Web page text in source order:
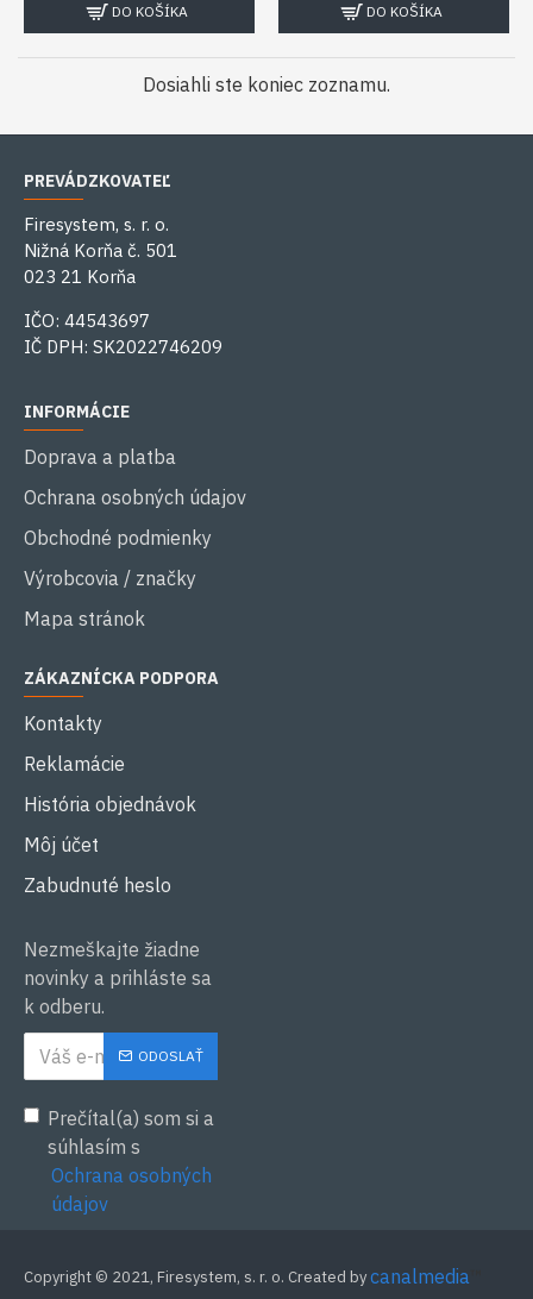
DO KOŠÍKA DO KOŠÍKA
Dosiahli ste koniec zoznamu.
PREVÁDZKOVATEĽ
Firesystem, s. r. o.
Nižná Korňa č. 501
023 21 Korňa
IČO: 44543697
IČ DPH: SK2022746209
INFORMÁCIE
Doprava a platba
Ochrana osobných údajov
Obchodné podmienky
Výrobcovia / značky
Mapa stránok
ZÁKAZNÍCKA PODPORA
Kontakty
Reklamácie
História objednávok
Môj účet
Zabudnuté heslo
Nezmeškajte žiadne
novinky a prihláste sa
k odberu.
ODOSLAŤ
Prečítal(a) som si a
súhlasím s
Ochrana osobných
údajov
Copyright © 2021, Firesystem, s. r. o. Created bycanalmedia